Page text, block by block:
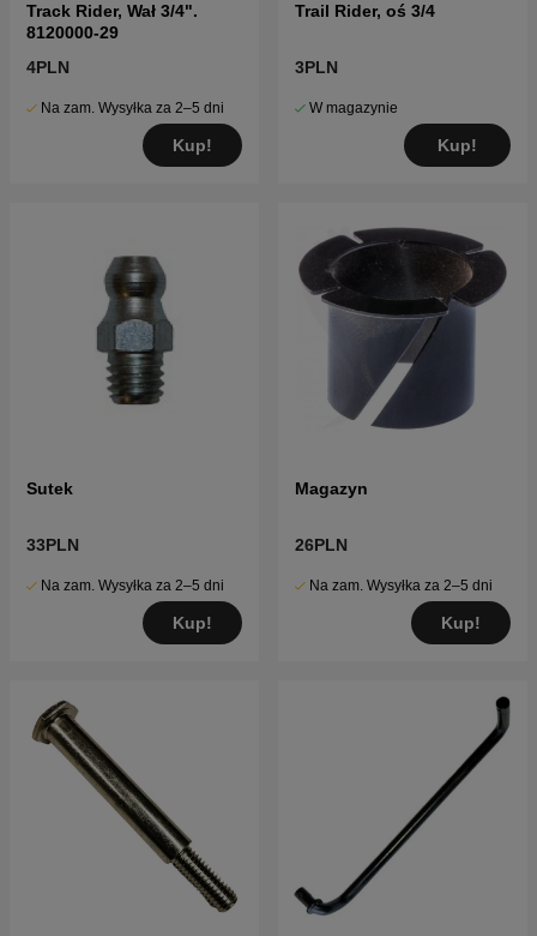
Track Rider, Wał 3/4".
8120000-29
4PLN
Na zam. Wysyłka za 2–5 dni
Kup!
Trail Rider, oś 3/4
3PLN
W magazynie
Kup!
Sutek
33PLN
Na zam. Wysyłka za 2–5 dni
Kup!
Magazyn
26PLN
Na zam. Wysyłka za 2–5 dni
Kup!